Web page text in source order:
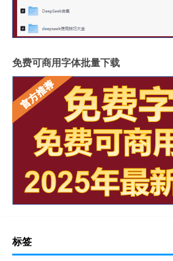
免费可商用字体批量下载
标签